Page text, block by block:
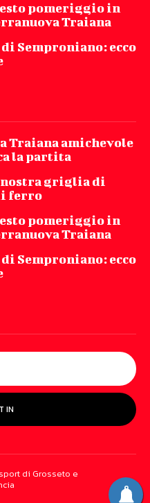
pomeriggio in
Traiana
di Semproniano: ecco
Traiana amichevole
la partita
nostra griglia di
ferro
pomeriggio in
Traiana
di Semproniano: ecco
IN
di Grosseto e